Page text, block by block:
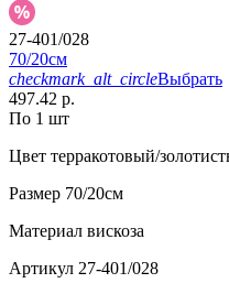
27-401/028
70/20см
checkmark_alt_circleВыбрать
497.42 р.
По 1 шт
Цвет терракотовый/
Размер 70/20см
Материал вискоза
Артикул 27-401/028